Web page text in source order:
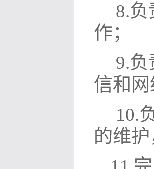
8.
作；
9.
信和
10.
的维护